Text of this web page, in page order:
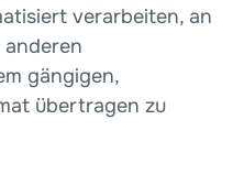
verarbeiten, an
anderen
gängigen,
übertragen zu